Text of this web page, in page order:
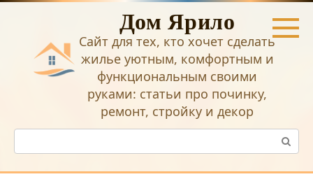
Перейти
Дом Ярило
Сайт для тех, кто хочет сделать
жилье уютным, комфортным и
функциональным своими
руками: статьи про починку,
ремонт, стройку и декор
Поиск: